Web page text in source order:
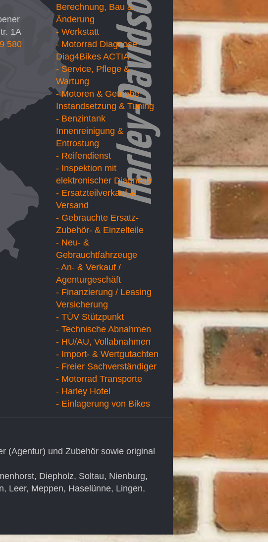
1A
580
Berechnung, Bau &
Änderung
- Werkstatt
- Motorrad Diagnose
Diag4Bikes ACTIA
- Service, Pflege &
Wartung
- Motoren & Getriebe
Instandsetzung & Tuning
- Benzintank
Innenreinigung &
Entrostung
- Reifendienst
- Inspektion mit
elektronischer Diagnose
- Ersatzteilverkauf &
Versand
- Gebrauchte Ersatz-
Zubehör- & Einzelteile
- Neu- &
Gebrauchtfahrzeuge
- An- & Verkauf /
Agenturgeschäft
- Finanzierung / Leasing
Versicherung
- TÜV Stützpunkt
- Technische Abnahmen
- HU/AU, Vollabnahmen
- Import- & Wertgutachten
- Freier Sachverständiger
- Motorrad Transporte
- Harley Hotel
- Einlagerung von Bikes
(Agentur) und Zubehör sowie original
Diepholz, Soltau, Nienburg,
Leer, Meppen, Haselünne, Lingen,